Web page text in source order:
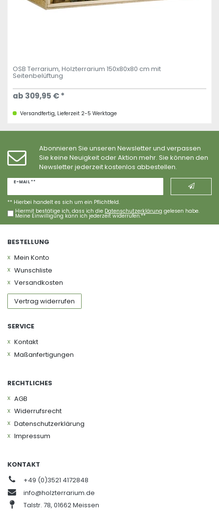
OSB Terrarium, Holzterrarium 150x80x80 cm mit
Seitenbelüftung
ab 309,95 € *
Versandfertig, Lieferzeit 2-5 Werktage
Abonnieren Sie unseren Newsletter und verpassen
Sie keine Neuigkeit oder Aktion mehr. Sie können den
Newsletter jederzeit kostenlos abbestellen.
E-MAIL **
Newsletter
Hiermit bestätige ich, dass ich die Daten­schutz­erklärung gelesen habe.
Meine Einwilligung kann ich jederzeit widerrufen.**
** Hierbei handelt es sich um ein Pflichtfeld.
BESTELLUNG
Mein Konto
Wunschliste
Versandkosten
Vertrag widerrufen
SERVICE
Kontakt
Maßanfertigungen
RECHTLICHES
AGB
Widerrufs­recht
Daten­schutz­erklärung
Impressum
KONTAKT
+49 (0)3521 4172848
info@holzterrarium.de
Talstr. 78, 01662 Meissen